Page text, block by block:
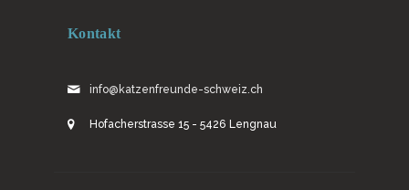
Kontakt
info@katzenfreunde-schweiz.ch
Hofacherstrasse 15 - 5426 Lengnau